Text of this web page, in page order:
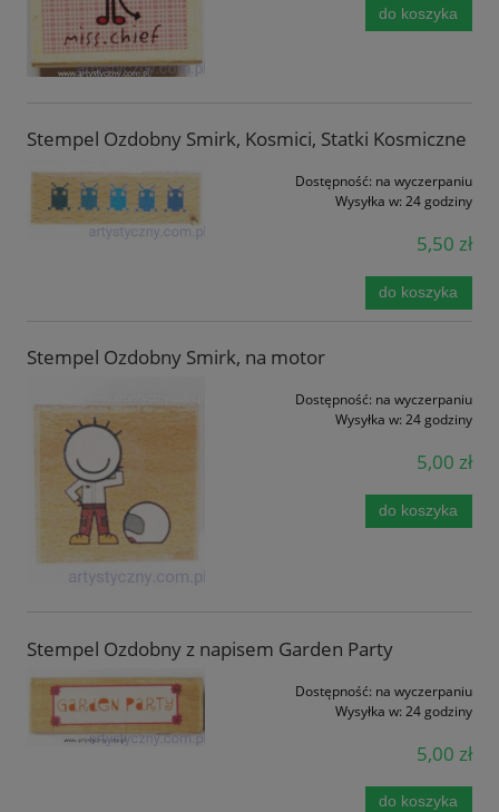
do koszyka
Stempel Ozdobny Smirk, Kosmici, Statki Kosmiczne
Dostępność: na wyczerpaniu
Wysyłka w: 24 godziny
5,50 zł
do koszyka
Stempel Ozdobny Smirk, na motor
Dostępność: na wyczerpaniu
Wysyłka w: 24 godziny
5,00 zł
do koszyka
Stempel Ozdobny z napisem Garden Party
Dostępność: na wyczerpaniu
Wysyłka w: 24 godziny
5,00 zł
do koszyka